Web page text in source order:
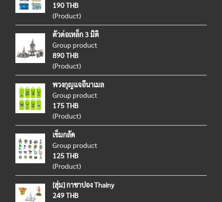
190 THB
(Product)
ตัวต่อเหล็ก 3 มิติ
Group product
890 THB
(Product)
พวงกุญแจอีนาเมล
Group product
175 THB
(Product)
เข็มกลัด
Group product
125 THB
(Product)
[สุ่ม] กาชาปอง Thainy
249 THB